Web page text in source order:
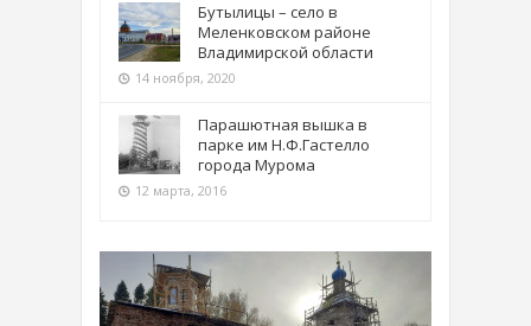
Бутылицы – село в
Меленковском районе
Владимирской области
14 ноября, 2020
Парашютная вышка в
парке им Н.Ф.Гастелло
города Мурома
12 марта, 2016